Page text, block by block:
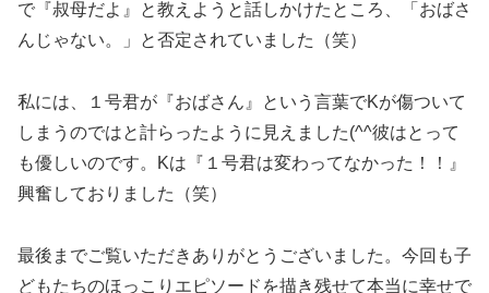
で『叔母だよ』と教えようと話しかけたところ、「おばさ
んじゃない。」と否定されていました（笑）
私には、１号君が『おばさん』という言葉でKが傷ついて
しまうのではと計らったように見えました(^^彼はとって
も優しいのです。Kは『１号君は変わってなかった！！』
興奮しておりました（笑）
最後までご覧いただきありがとうございました。今回も子
どもたちのほっこりエピソードを描き残せて本当に幸せで